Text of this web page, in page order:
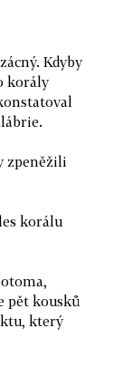
Kdyby
korály
zpeněžili
korálu
pět kousků
který